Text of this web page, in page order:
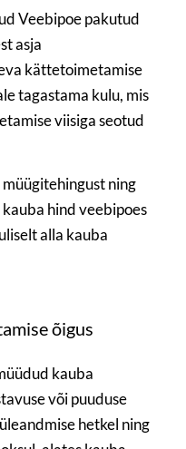
Veebipoe pakutud
asja
kättetoimetamise
tagastama kulu, mis
viisiga seotud
ning
hind veebipoes
alla kauba
õigus
kauba
või puuduse
hetkel ning